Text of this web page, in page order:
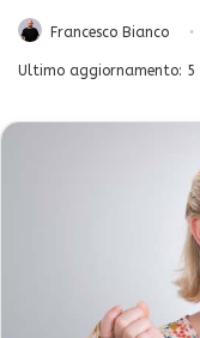
Francesco Bianco
Ultimo aggiornamento: 5